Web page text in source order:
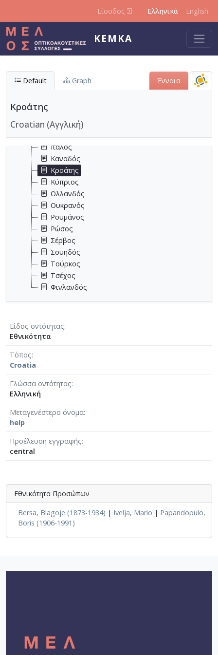
Είσοδος Ελληνικά English
ΚΕΜΚΑ
Default Graph Έννοια
Κροάτης
Croatian (Αγγλική)
Δανός
Εβραίος
Έλληνας
Ιάπωνας
Ισλανδός
Ιταλός
Καναδός
Κροάτης
Κύπριος
Ολλανδός
Ουκρανός
Ρουμάνος
Ρώσος
Σέρβος
Σουηδός
Τούρκος
Τσέχος
Φινλανδός
Είδος οντότητας
Εθνικότητα
Τόπος
Croatia
Γλώσσα οντότητας
Ελληνική
Μεταγενέστερο όνομα
help
Προέλευση εγγραφής
central
Εθνικότητα Προσώπων
Bersa, Blagoje (1873-1934) | Ivelja, Mario | Papandopulo,
Boris (1906-1991)